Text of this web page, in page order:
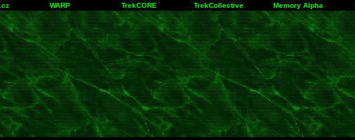
WARP TrekCORE TrekCollective Memory Alpha